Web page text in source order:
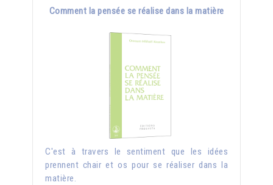
Comment la pensée se réalise dans la matière
C'est à travers le sentiment que les idées
prennent chair et os pour se réaliser dans la
matière.